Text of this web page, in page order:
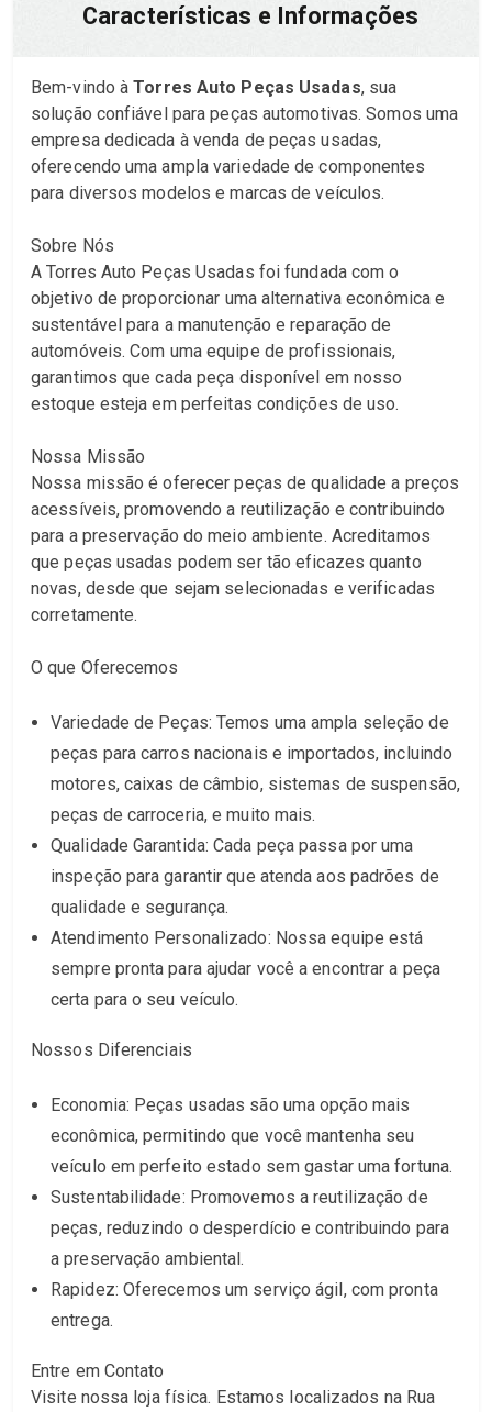
Características e Informações
Bem-vindo àTorres Auto Peças Usadas, sua
solução confiável para peças automotivas. Somos uma
empresa dedicada à venda de peças usadas,
oferecendo uma ampla variedade de componentes
para diversos modelos e marcas de veículos.
Sobre Nós
A Torres Auto Peças Usadas foi fundada com o
objetivo de proporcionar uma alternativa econômica e
sustentável para a manutenção e reparação de
automóveis. Com uma equipe de profissionais,
garantimos que cada peça disponível em nosso
estoque esteja em perfeitas condições de uso.
Nossa Missão
Nossa missão é oferecer peças de qualidade a preços
acessíveis, promovendo a reutilização e contribuindo
para a preservação do meio ambiente. Acreditamos
que peças usadas podem ser tão eficazes quanto
novas, desde que sejam selecionadas e verificadas
corretamente.
O que Oferecemos
Variedade de Peças: Temos uma ampla seleção de
peças para carros nacionais e importados, incluindo
motores, caixas de câmbio, sistemas de suspensão,
peças de carroceria, e muito mais.
Qualidade Garantida: Cada peça passa por uma
inspeção para garantir que atenda aos padrões de
qualidade e segurança.
Atendimento Personalizado: Nossa equipe está
sempre pronta para ajudar você a encontrar a peça
certa para o seu veículo.
Nossos Diferenciais
Economia: Peças usadas são uma opção mais
econômica, permitindo que você mantenha seu
veículo em perfeito estado sem gastar uma fortuna.
Sustentabilidade: Promovemos a reutilização de
peças, reduzindo o desperdício e contribuindo para
a preservação ambiental.
Rapidez: Oferecemos um serviço ágil, com pronta
entrega.
Entre em Contato
Visite nossa loja física. Estamos localizados na Rua